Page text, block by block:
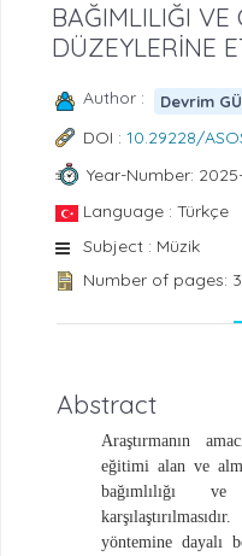
BAĞIMLILIĞI VE
DÜZEYLERİNE
Author : Devrim
DOI : 10.29228/
Year-Number:
Language : Türkçe
Subject : Müzik
Number of pages:
Abstract
Araştırmanın
eğitimi alan ve
bağımlılığı
yöntemine dayalı